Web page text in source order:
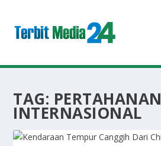
TAG: PERTAHANAN
INTERNASIONAL